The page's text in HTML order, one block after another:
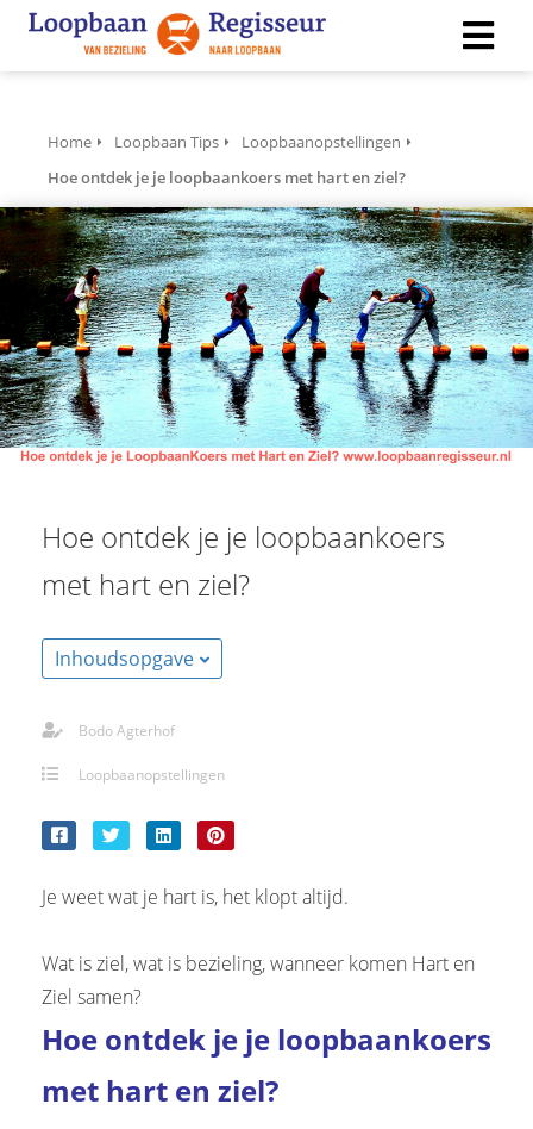
Home Loopbaan Tips
Loopbaanopstellingen
Hoe ontdek je je loopbaankoers met hart en ziel?
Hoe ontdek je je loopbaankoers
met hart en ziel?
Inhoudsopgave
Bodo Agterhof
Loopbaanopstellingen
Je weet wat je hart is, het klopt altijd.
Wat is ziel, wat is bezieling, wanneer komen Hart en
Ziel samen?
Hoe ontdek je je loopbaankoers
met hart en ziel?
zijn
om
te
Ze
gebruikt
kan de
over
op
gebruikt
de